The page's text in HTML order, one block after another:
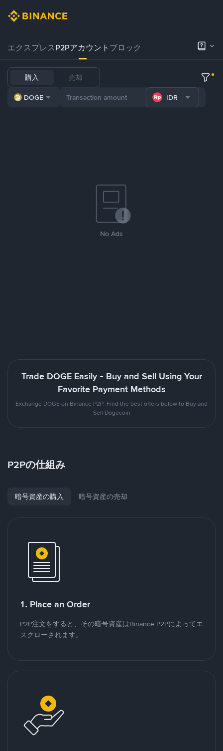
エクスプレスP2Pアカウント ブロック
購入 売却
DOGE IDR
No Ads
Trade DOGE Easily - Buy and Sell Using Your
Favorite Payment Methods
Exchange DOGE on Binance P2P. Find the best offers below to Buy and
Sell Dogecoin
P2Pの仕組み
暗号資産の購入 暗号資産の売却
1. Place an Order
P2P注文をすると、その暗号資産はBinance P2Pによってエ
スクローされます。